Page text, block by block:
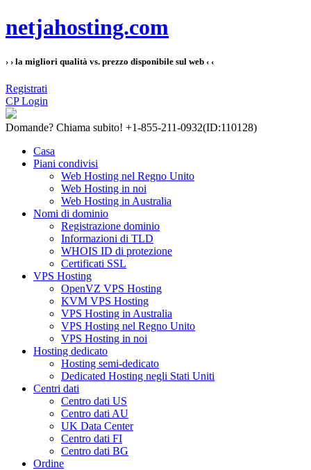
netjahosting.com
› › la migliori qualità vs. prezzo disponibile sul web ‹ ‹
Registrati
CP Login
Domande? Chiama subito! +1-855-211-0932(ID:110128)
Casa
Piani condivisi
Web Hosting nel Regno Unito
Web Hosting in noi
Web Hosting in Australia
Nomi di dominio
Registrazione dominio
Informazioni di TLD
WHOIS ID di protezione
Certificati SSL
VPS Hosting
OpenVZ VPS Hosting
KVM VPS Hosting
VPS Hosting in Australia
VPS Hosting nel Regno Unito
VPS Hosting in noi
Hosting dedicato
Hosting semi-dedicato
Dedicated Hosting negli Stati Uniti
Centri dati
Centro dati US
Centro dati AU
UK Data Center
Centro dati FI
Centro dati BG
Ordine